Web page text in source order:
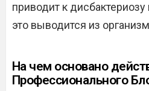
приводит к
это выводится из
На чем основано
Профессионального